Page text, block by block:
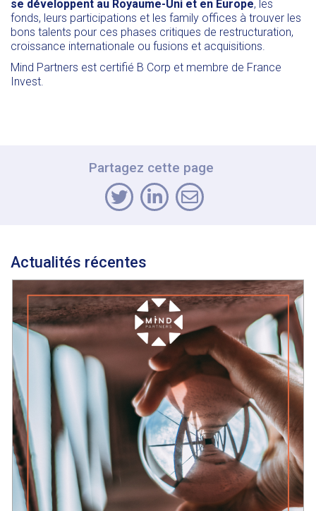
se développent au Royaume-Uni et en Europe, les
fonds, leurs participations et les family offices à trouver les
bons talents pour ces phases critiques de restructuration,
croissance internationale ou fusions et acquisitions.
Mind Partners est certifié B Corp et membre de France
Invest.
Partagez cette page
Actualités récentes